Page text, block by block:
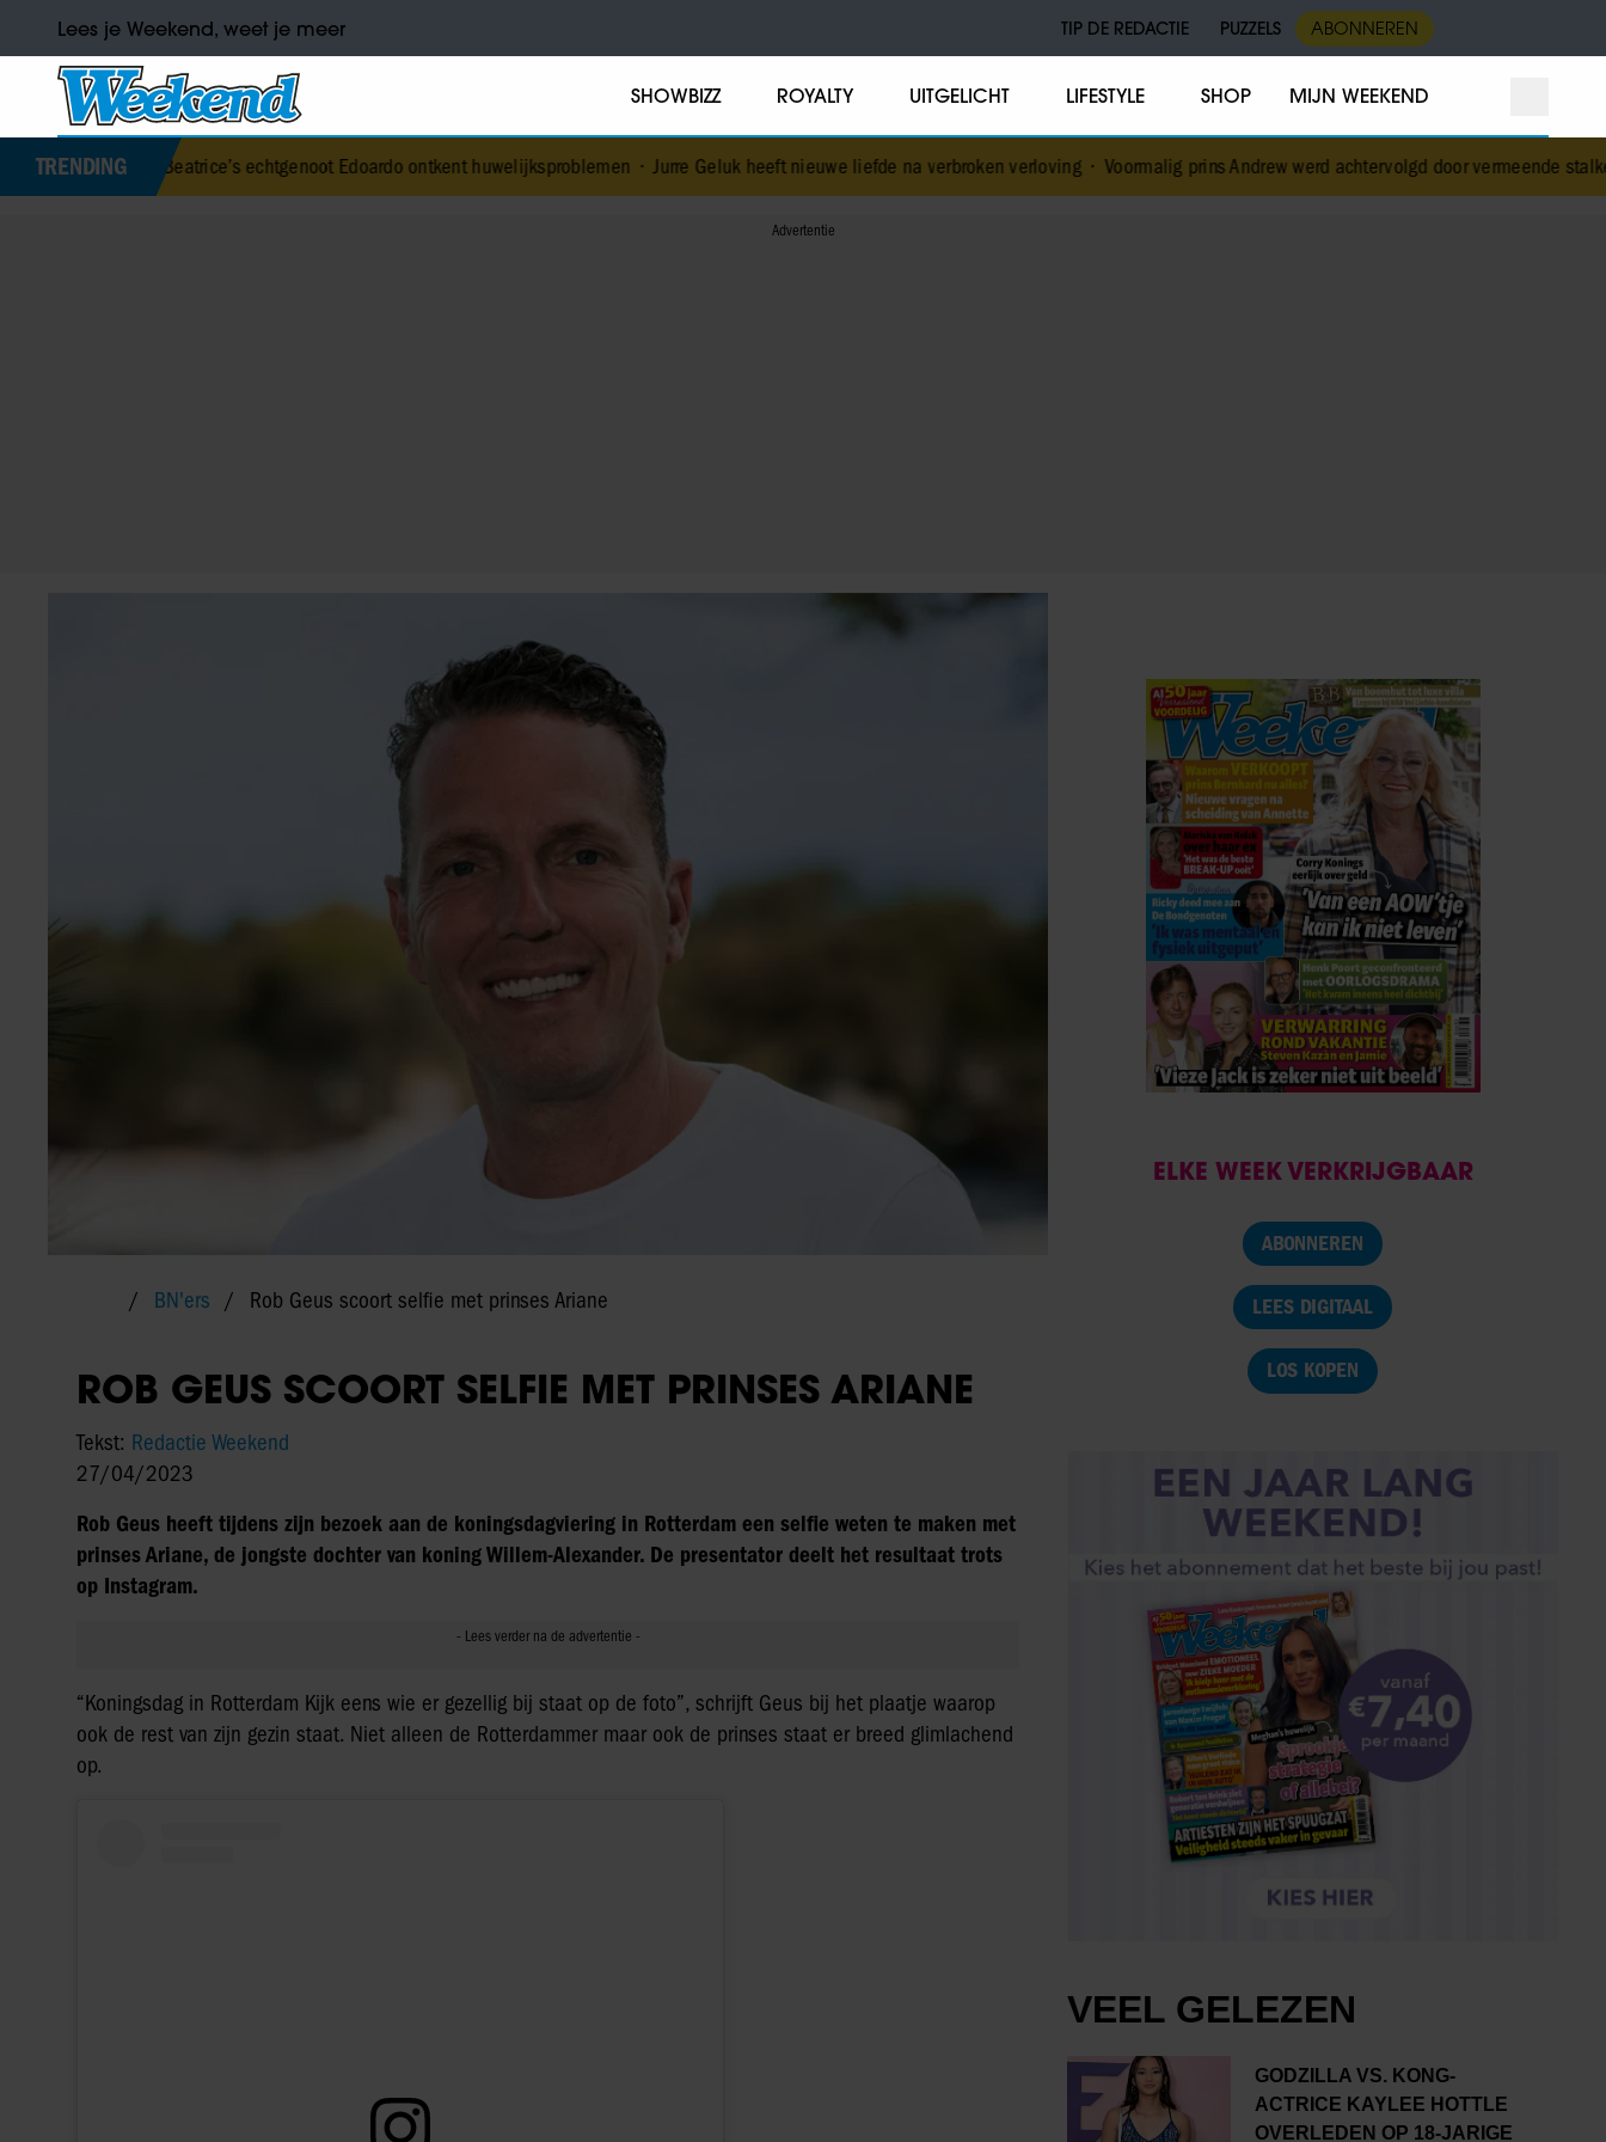
Lees je Weekend, weet je meer TIP DE REDACTIE PUZZELS ABONNEREN
SHOWBIZZ ROYALTY UITGELICHT LIFESTYLE SHOP MIJN WEEKEND
TRENDING
Beatrice’s echtgenoot Edoardo ontkent huwelijksproblemen•Jurre Geluk heeft nieuwe liefde na verbroken verloving•Voormalig prins Andrew werd achtervolgd door vermeende stalker met
BN'ers Rob Geus scoort selfie met prinses Ariane
ROB GEUS SCOORT SELFIE MET PRINSES ARIANE
Tekst: Redactie Weekend
27/04/2023
Rob Geus heeft tijdens zijn bezoek aan de koningsdagviering in Rotterdam een selfie weten te maken met
prinses Ariane, de jongste dochter van koning Willem-Alexander. De presentator deelt het resultaat trots
op Instagram.
“Koningsdag in Rotterdam Kijk eens wie er gezellig bij staat op de foto”, schrijft Geus bij het plaatje waarop
ook de rest van zijn gezin staat. Niet alleen de Rotterdammer maar ook de prinses staat er breed glimlachend
op.
ELKE WEEK VERKRIJGBAAR
ABONNEREN
LEES DIGITAAL
LOS KOPEN